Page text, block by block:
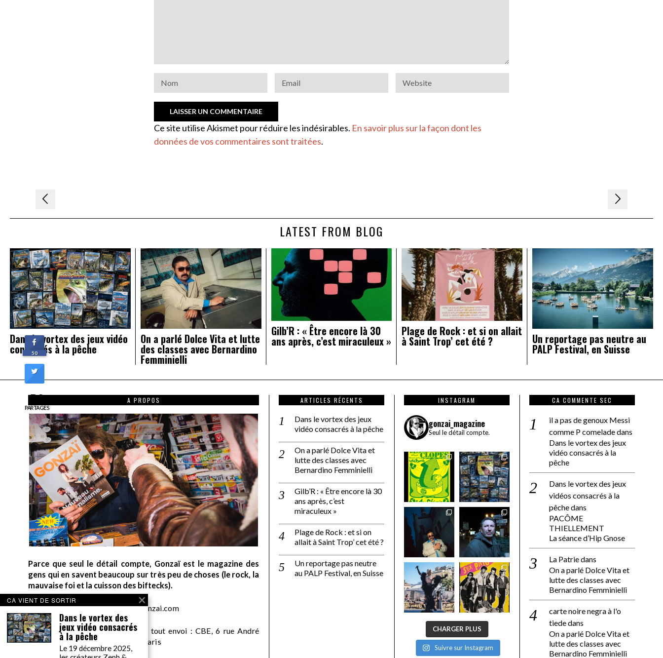
Ce site utilise Akismet pour réduire les indésirables. En savoir plus sur la façon dont les
données de vos commentaires sont traitées.
Navigation
de
LATEST FROM BLOG
Dans le vortex des jeux vidéo
consacrés à la pêche
On a parlé Dolce Vita et lutte
des classes avec Bernardino
Femminielli
Gilb’R : « Être encore là 30
ans après, c’est miraculeux »
Plage de Rock : et si on allait
à Saint Trop’ cet été ? Un reportage pas neutre au
PALP Festival, en Suisse
A PROPOS
Parce que seul le détail compte, Gonzaï est le magazine des
gens qui en savent beaucoup sur très peu de choses (le rock, la
mauvaise foi et la cuisson des biftecks).
desk AT gonzai.com
Edité par GONZAÏ MEDIA. Pour tout envoi : CBE, 6 rue André
Messager, pour GONZAÏ, 75018 Paris
ARTICLES RÉCENTS
Dans le vortex des jeux
vidéo consacrés à la pêche
On a parlé Dolce Vita et
lutte des classes avec
Bernardino Femminielli
Gilb’R : « Être encore là 30
ans après, c’est
miraculeux »
Plage de Rock : et si on
allait à Saint Trop’ cet été ?
Un reportage pas neutre
au PALP Festival, en Suisse
INSTAGRAM
gonzai_magazine
Seul le détail compte.
CHARGER PLUS
Suivre sur Instagram
CA COMMENTE SEC
il a pas de genoux Messi
comme P comeladedans
Dans le vortex des jeux
vidéo consacrés à la
pêche
Dans le vortex des jeux
vidéos consacrés à la
pêchedans
PACÔME
THIELLEMENT
La séance d’Hip Gnose
La Patriedans
On a parlé Dolce Vita et
lutte des classes avec
Bernardino Femminielli
carte noire negra à l'o
tiededans
On a parlé Dolce Vita et
lutte des classes avec
Bernardino Femminielli
50
50
PARTAGES
CA VIENT DE SORTIR
Dans le vortex des
jeux vidéo consacrés
à la pêche
Le 19 décembre 2025,